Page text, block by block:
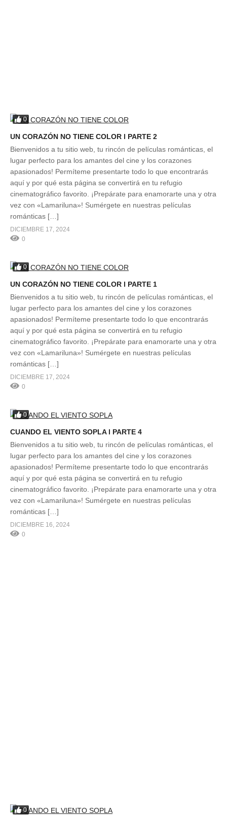
0
UN CORAZÓN NO TIENE COLOR l PARTE 2
Bienvenidos a tu sitio web, tu rincón de películas románticas, el
lugar perfecto para los amantes del cine y los corazones
apasionados! Permíteme presentarte todo lo que encontrarás
aquí y por qué esta página se convertirá en tu refugio
cinematográfico favorito. ¡Prepárate para enamorarte una y otra
vez con «Lamariluna»! Sumérgete en nuestras películas
románticas […]
DICIEMBRE 17, 2024
0
0
UN CORAZÓN NO TIENE COLOR l PARTE 1
Bienvenidos a tu sitio web, tu rincón de películas románticas, el
lugar perfecto para los amantes del cine y los corazones
apasionados! Permíteme presentarte todo lo que encontrarás
aquí y por qué esta página se convertirá en tu refugio
cinematográfico favorito. ¡Prepárate para enamorarte una y otra
vez con «Lamariluna»! Sumérgete en nuestras películas
románticas […]
DICIEMBRE 17, 2024
0
0
CUANDO EL VIENTO SOPLA l PARTE 4
Bienvenidos a tu sitio web, tu rincón de películas románticas, el
lugar perfecto para los amantes del cine y los corazones
apasionados! Permíteme presentarte todo lo que encontrarás
aquí y por qué esta página se convertirá en tu refugio
cinematográfico favorito. ¡Prepárate para enamorarte una y otra
vez con «Lamariluna»! Sumérgete en nuestras películas
románticas […]
DICIEMBRE 16, 2024
0
0